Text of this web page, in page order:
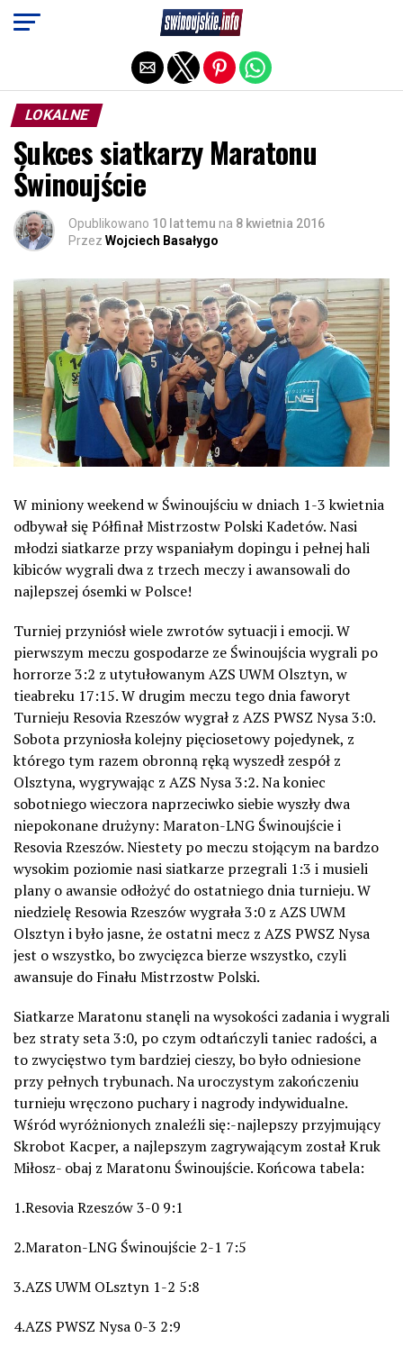
LOKALNE
Sukces siatkarzy Maratonu
Świnoujście
Opublikowano 10 lat temu na 8 kwietnia 2016
Przez Wojciech Basałygo
W miniony weekend w Świnoujściu w dniach 1-3 kwietnia
odbywał się Półfinał Mistrzostw Polski Kadetów. Nasi
młodzi siatkarze przy wspaniałym dopingu i pełnej hali
kibiców wygrali dwa z trzech meczy i awansowali do
najlepszej ósemki w Polsce!
Turniej przyniósł wiele zwrotów sytuacji i emocji. W
pierwszym meczu gospodarze ze Świnoujścia wygrali po
horrorze 3:2 z utytułowanym AZS UWM Olsztyn, w
tieabreku 17:15. W drugim meczu tego dnia faworyt
Turnieju Resovia Rzeszów wygrał z AZS PWSZ Nysa 3:0.
Sobota przyniosła kolejny pięciosetowy pojedynek, z
którego tym razem obronną ręką wyszedł zespół z
Olsztyna, wygrywając z AZS Nysa 3:2. Na koniec
sobotniego wieczora naprzeciwko siebie wyszły dwa
niepokonane drużyny: Maraton-LNG Świnoujście i
Resovia Rzeszów. Niestety po meczu stojącym na bardzo
wysokim poziomie nasi siatkarze przegrali 1:3 i musieli
plany o awansie odłożyć do ostatniego dnia turnieju. W
niedzielę Resowia Rzeszów wygrała 3:0 z AZS UWM
Olsztyn i było jasne, że ostatni mecz z AZS PWSZ Nysa
jest o wszystko, bo zwycięzca bierze wszystko, czyli
awansuje do Finału Mistrzostw Polski.
Siatkarze Maratonu stanęli na wysokości zadania i wygrali
bez straty seta 3:0, po czym odtańczyli taniec radości, a
to zwycięstwo tym bardziej cieszy, bo było odniesione
przy pełnych trybunach. Na uroczystym zakończeniu
turnieju wręczono puchary i nagrody indywidualne.
Wśród wyróżnionych znaleźli się:-najlepszy przyjmujący
Skrobot Kacper, a najlepszym zagrywającym został Kruk
Miłosz- obaj z Maratonu Świnoujście. Końcowa tabela:
1.Resovia Rzeszów 3-0 9:1
2.Maraton-LNG Świnoujście 2-1 7:5
3.AZS UWM OLsztyn 1-2 5:8
4.AZS PWSZ Nysa 0-3 2:9
Exit mobile version